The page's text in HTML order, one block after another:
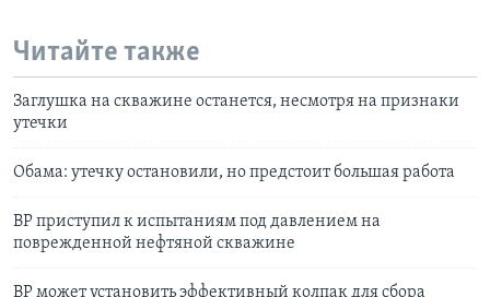
Читайте также
Заглушка на скважине останется, несмотря на признаки
утечки
Обама: утечку остановили, но предстоит большая работа
ВР приступил к испытаниям под давлением на
поврежденной нефтяной скважине
ВР может установить эффективный колпак для сбора